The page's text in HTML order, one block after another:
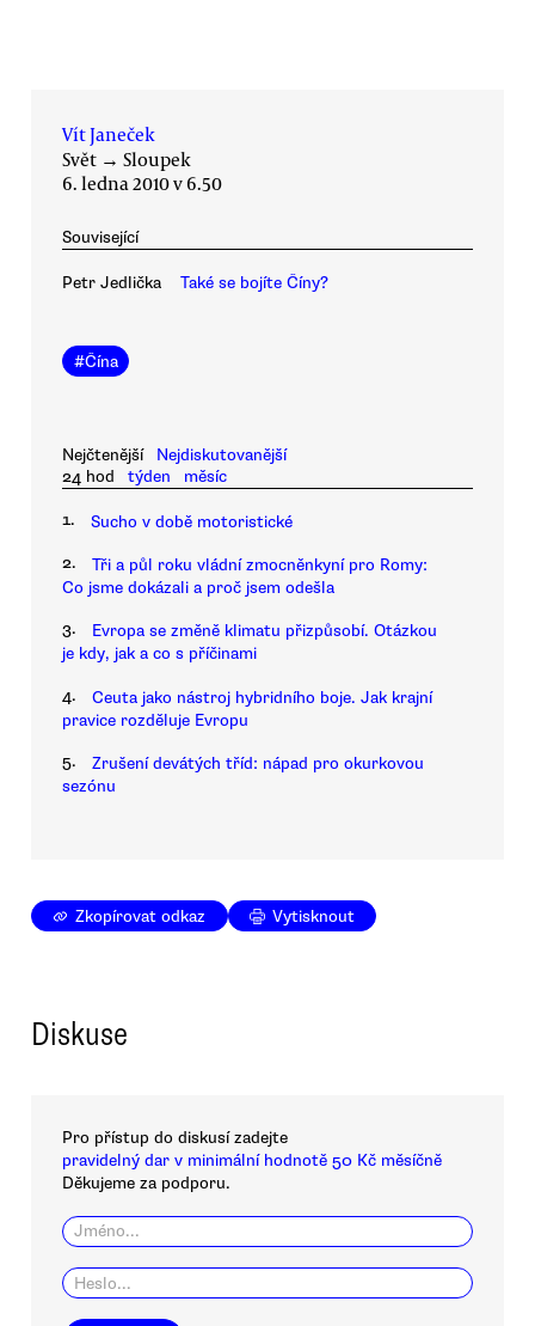
Vít Janeček
Svět → Sloupek
6. ledna 2010 v 6.50
Související
Petr Jedlička Také se bojíte Číny?
#Čína
Nejčtenější
Nejdiskutovanější
24 hod
týden měsíc
1. Sucho v době motoristické
2.
Tři a půl roku vládní zmocněnkyní pro Romy:
Co jsme dokázali a proč jsem odešla
3.
Evropa se změně klimatu přizpůsobí. Otázkou
je kdy, jak a co s příčinami
4.
Ceuta jako nástroj hybridního boje. Jak krajní
pravice rozděluje Evropu
5.
Zrušení devátých tříd: nápad pro okurkovou
sezónu
Zkopírovat odkaz Vytisknout
Diskuse
Pro přístup do diskusí zadejte
pravidelný dar v minimální hodnotě 50 Kč měsíčně
Děkujeme za podporu.